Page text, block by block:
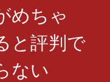
めちゃ
と評判で
ない